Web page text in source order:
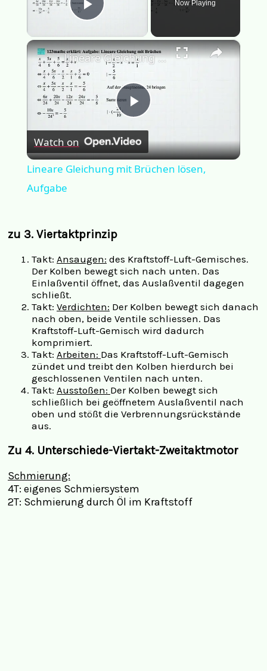
Play Video
Now Playing
×
Play
Video
Lineare Gleichung mit Brüchen lösen, Aufgabe
Watch on
Lineare Gleichung mit Brüchen lösen,
Aufgabe
zu 3. Viertaktprinzip
Takt: Ansaugen: des Kraftstoff-Luft-Gemisches.
Der Kolben bewegt sich nach unten. Das
Einlaßventil öffnet, das Auslaßventil dagegen
schließt.
Takt: Verdichten: Der Kolben bewegt sich danach
nach oben, beide Ventile schliessen. Das
Kraftstoff-Luft-Gemisch wird dadurch
komprimiert.
Takt: Arbeiten: Das Kraftstoff-Luft-Gemisch
zündet und treibt den Kolben hierdurch bei
geschlossenen Ventilen nach unten.
Takt: Ausstoßen: Der Kolben bewegt sich
schließlich bei geöffnetem Auslaßventil nach
oben und stößt die Verbrennungsrückstände
aus.
Zu 4. Unterschiede-Viertakt-Zweitaktmotor
Schmierung:
4T: eigenes Schmiersystem
2T: Schmierung durch Öl im Kraftstoff